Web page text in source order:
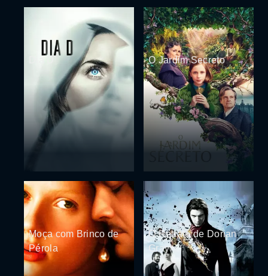
O Jardim Secreto
Moça com Brinco de
Pérola
O Retrato de Dorian
Gray